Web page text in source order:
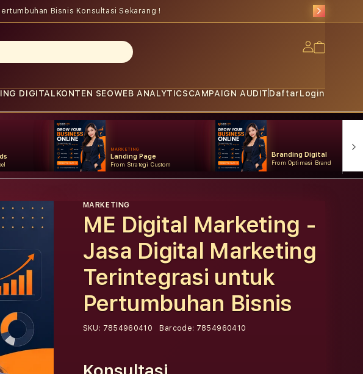
Bisnis Konsultasi Sekarang !
Log
DIGITALKONTEN SEOWEB ANALYTICSCAMPAIGN AUDIT DaftarLogin
MARKETING
Landing Page
From Strategi Custom
Branding Digital
From Optimasi Brand
MARKETING
ME Digital Marketing -
Jasa Digital Marketing
Terintegrasi untuk
Pertumbuhan Bisnis
SKU: 7854960410 Barcode: 7854960410